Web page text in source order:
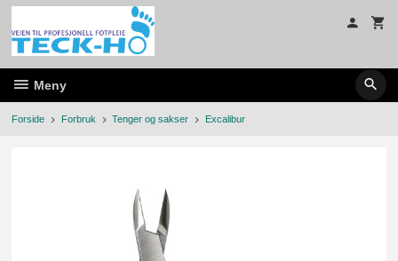
Gå
innholdet
Meny
Forside Forbruk Tenger og sakser Excalibur